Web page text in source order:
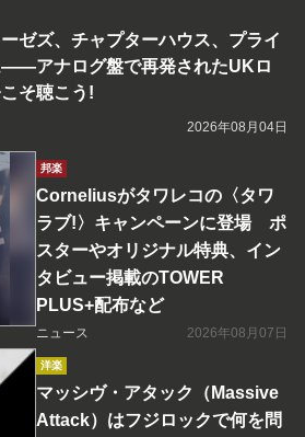
ゼズ、チャプターハウス、プライ
――アナログ盤で再発されたUKロ
そ聴こう!
2026年08月04日
邦楽
Corneliusがタワレコの〈タワ
ラブ!〉キャンペーンに登場 ポ
スターやオリジナル特典、イン
タビュー掲載のTOWER
PLUS+配布など
ニュース 2026年08月07日
洋楽
マッシヴ・アタック（Massive
Attack）はフジロックで何を問